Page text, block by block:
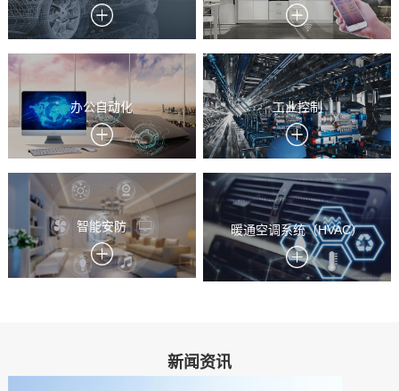
办公自动化 工业控制
智能安防 暖通空调系统（HVAC）
新闻资讯